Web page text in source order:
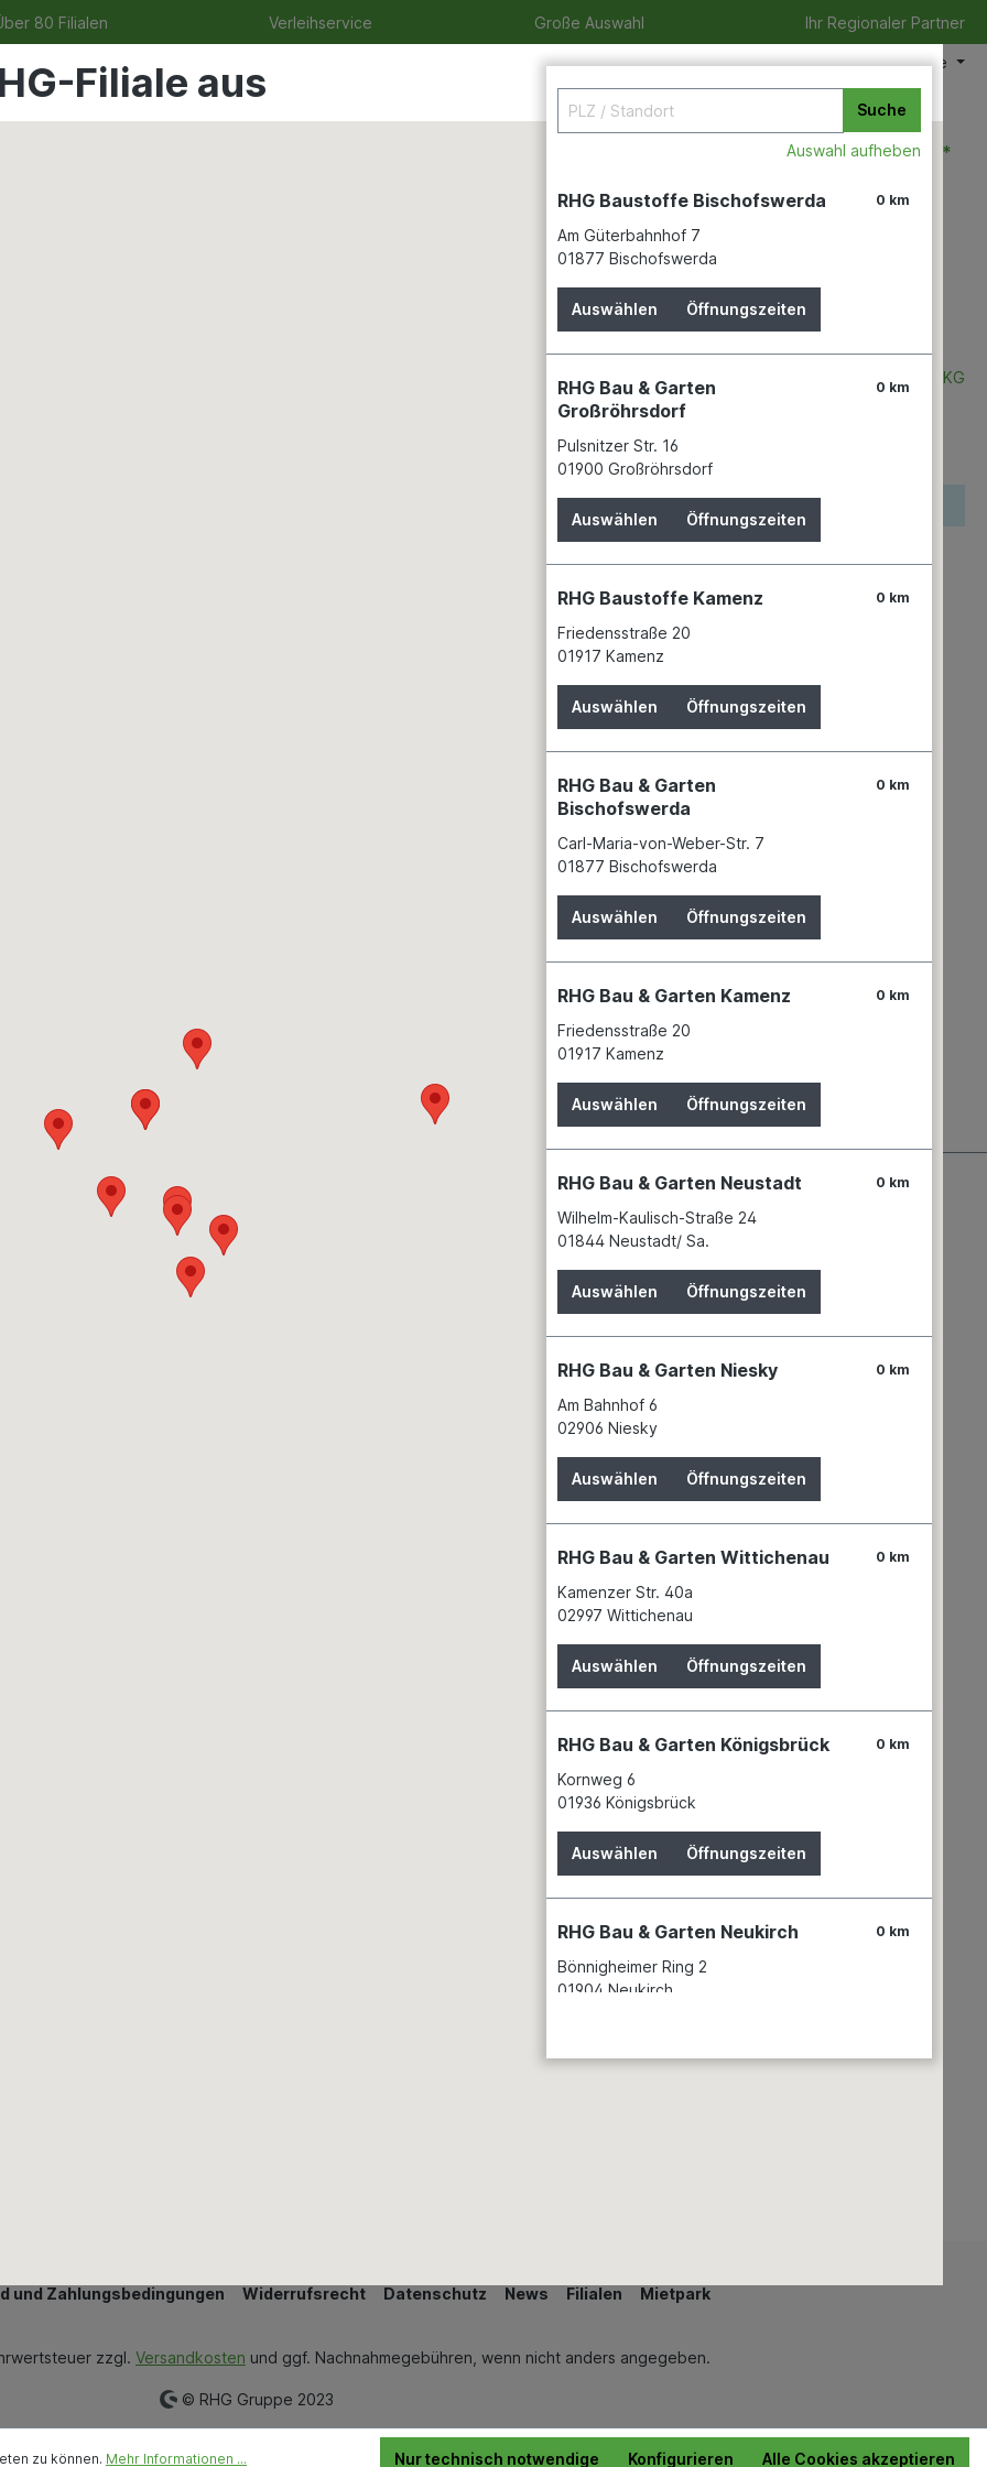
80 Filialen Verleihservice Große Auswahl Ihr Regionaler Partner
Meine Filiale
0,00 €*
Verleihservice Karriere
WD-ACC-sonst. WENKO-WENSELAAR GMBH & CO. KG
Derzeit in keiner Filiale verfügbar
02274700
Im Hülsenfeld 10
40721 Hilden
+49 2103 573 - 0
Loc Edelstahloptik WD-ACC-sonst. "
Wissenswertes
Partner
Service
Hinweis zur Elektroaltgeräteentsorgung
Unsere Marken
Garten & Landschaftsbau
Erden
Rasenmäher
Regenwassernutzung
Teiche & Springbrunnen
und Zahlungsbedingungen Widerrufsrecht Datenschutz News Filialen Mietpark
zzgl. Versandkosten und ggf. Nachnahmegebühren, wenn nicht anders angegeben.
© RHG Gruppe 2023
zu können. Mehr Informationen ... Nur technisch notwendige Konfigurieren Alle Cookies akzeptieren
Filiale aus
Suche
Auswahl aufheben
0 km
RHG Baustoffe Bischofswerda
Am Güterbahnhof 7
01877 Bischofswerda
Auswählen Öffnungszeiten
0 km
RHG Bau & Garten
Großröhrsdorf
Pulsnitzer Str. 16
01900 Großröhrsdorf
Auswählen Öffnungszeiten
0 km
RHG Baustoffe Kamenz
Friedensstraße 20
01917 Kamenz
Auswählen Öffnungszeiten
0 km
RHG Bau & Garten
Bischofswerda
Carl-Maria-von-Weber-Str. 7
01877 Bischofswerda
Auswählen Öffnungszeiten
0 km
RHG Bau & Garten Kamenz
Friedensstraße 20
01917 Kamenz
Auswählen Öffnungszeiten
0 km
RHG Bau & Garten Neustadt
Wilhelm-Kaulisch-Straße 24
01844 Neustadt/ Sa.
Auswählen Öffnungszeiten
0 km
RHG Bau & Garten Niesky
Am Bahnhof 6
02906 Niesky
Auswählen Öffnungszeiten
0 km
RHG Bau & Garten Wittichenau
Kamenzer Str. 40a
02997 Wittichenau
Auswählen Öffnungszeiten
0 km
RHG Bau & Garten Königsbrück
Kornweg 6
01936 Königsbrück
Auswählen Öffnungszeiten
0 km
RHG Bau & Garten Neukirch
Bönnigheimer Ring 2
01904 Neukirch